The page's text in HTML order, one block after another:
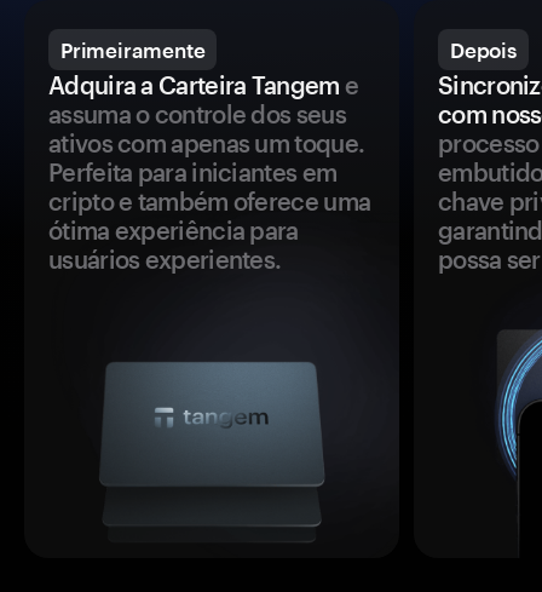
Primeiramente
Adquira a Carteira Tangem e
assuma o controle dos seus
ativos com apenas um toque.
Perfeita para iniciantes em
cripto e também oferece uma
ótima experiência para
usuários experientes.
Depois
com
chave
possa